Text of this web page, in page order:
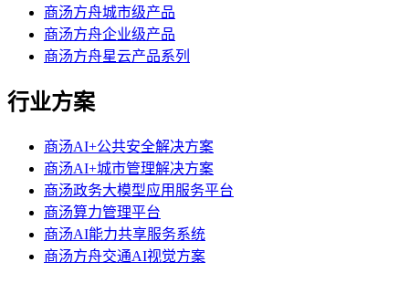
商汤方舟城市级产品
商汤方舟企业级产品
商汤方舟星云产品系列
行业方案
商汤AI+公共安全解决方案
商汤AI+城市管理解决方案
商汤政务大模型应用服务平台
商汤算力管理平台
商汤AI能力共享服务系统
商汤方舟交通AI视觉方案